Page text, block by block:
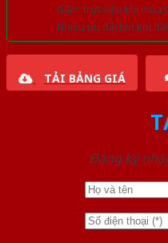
Giảm trực tiếp khi mua
Nhiều ưu đãi lớn khi
TẢI BẢNG GIÁ
Đăng ký